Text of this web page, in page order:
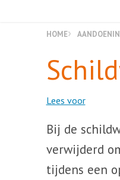
HOME
Lees voor
Bij de
verwijderd
tijdens een